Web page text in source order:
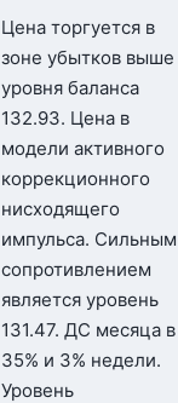
Цена торгуется в
зоне убытков выше
уровня баланса
132.93. Цена в
модели активного
коррекционного
нисходящего
импульса. Сильным
сопротивлением
является уровень
131.47. ДС месяца в
35% и 3% недели.
Уровень